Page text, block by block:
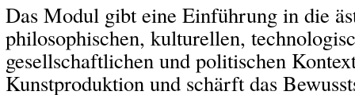
Das Modul gibt eine Einführung in die
philosophischen, kulturellen,
gesellschaftlichen und politischen
Kunstproduktion und schärft das